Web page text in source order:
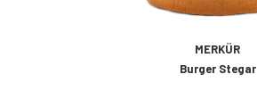
MERKÜR
Burger Stegar